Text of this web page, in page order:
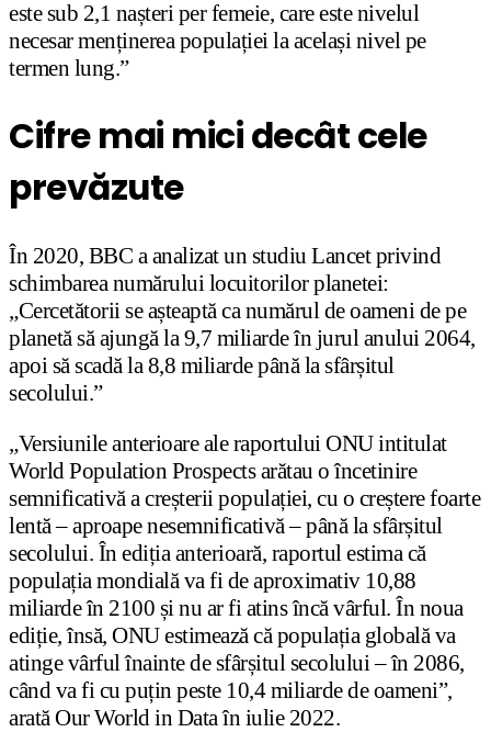
este sub 2,1 nașteri per femeie, care este nivelul
necesar menținerea populației la același nivel pe
termen lung.”
Cifre mai mici decât cele
prevăzute
În 2020, BBC a analizat un studiu Lancet privind
schimbarea numărului locuitorilor planetei:
„Cercetătorii se așteaptă ca numărul de oameni de pe
planetă să ajungă la 9,7 miliarde în jurul anului 2064,
apoi să scadă la 8,8 miliarde până la sfârșitul
secolului.”
„Versiunile anterioare ale raportului ONU intitulat
World Population Prospects arătau o încetinire
semnificativă a creșterii populației, cu o creștere foarte
lentă – aproape nesemnificativă – până la sfârșitul
secolului. În ediția anterioară, raportul estima că
populația mondială va fi de aproximativ 10,88
miliarde în 2100 și nu ar fi atins încă vârful. În noua
ediție, însă, ONU estimează că populația globală va
atinge vârful înainte de sfârșitul secolului – în 2086,
când va fi cu puțin peste 10,4 miliarde de oameni”,
arată Our World in Data în iulie 2022.